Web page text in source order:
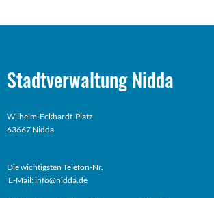
Stadtverwaltung Nidda
Wilhelm-Eckhardt-Platz
63667 Nidda
Die wichtigsten Telefon-Nr.
E-Mail: info@nidda.de